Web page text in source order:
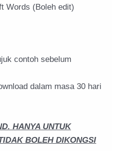
Words (Boleh edit)
contoh sebelum
dalam masa 30 hari
HANYA UNTUK
BOLEH DIKONGSI